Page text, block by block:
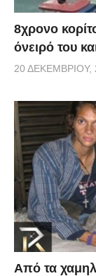
8χρονο
όνειρό του
20 ΔΕΚΕΜΒΡΊΟΥ,
Από τα